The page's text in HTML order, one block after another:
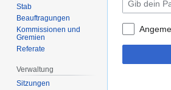
Stab
Beauftragungen
Kommissionen und
Gremien
Referate
Verwaltung
Sitzungen